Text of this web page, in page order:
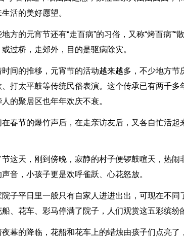
活的美好愿望。
方的元宵节还有“走百病”的习俗，又称“烤百病
过桥，走郊外，目的是驱病除灾。
时间的推移，元宵节的活动越来越多，不少地方
打太平鼓等传统民俗表演。这个传承已有两千
的聚居区也年年欢庆不衰。
在春节的爆竹声后，在走亲访友后，又各自忙活
节这天，刚到傍晚，寂静的村子便锣鼓喧天，热
音，小孩子更是欢呼雀跃、心花怒放。
院子平日里一般只有自家人进进出出，可现在不
船、花车、彩马停满了院子，人们观赏这五彩缤纷
夜幕的降临，花船和花车上的蜡烛由孩子们点亮